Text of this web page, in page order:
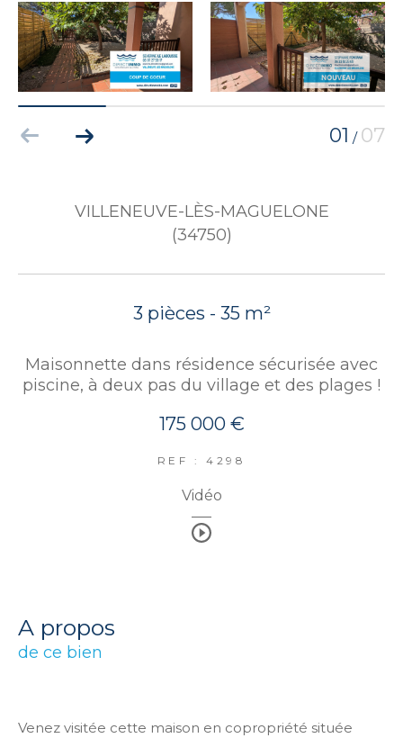
01 / 07
VILLENEUVE-LÈS-MAGUELONE
(34750)
3 pièces - 35 m²
Maisonnette dans résidence sécurisée avec
piscine, à deux pas du village et des plages !
175 000 €
REF : 4298
Vidéo
a propos
de ce bien
Venez visitée cette maison en copropriété située